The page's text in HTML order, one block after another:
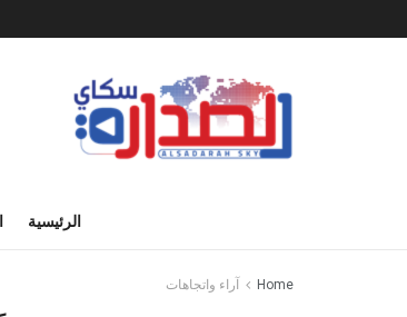
الرئيسية
Home آراء واتجاهات